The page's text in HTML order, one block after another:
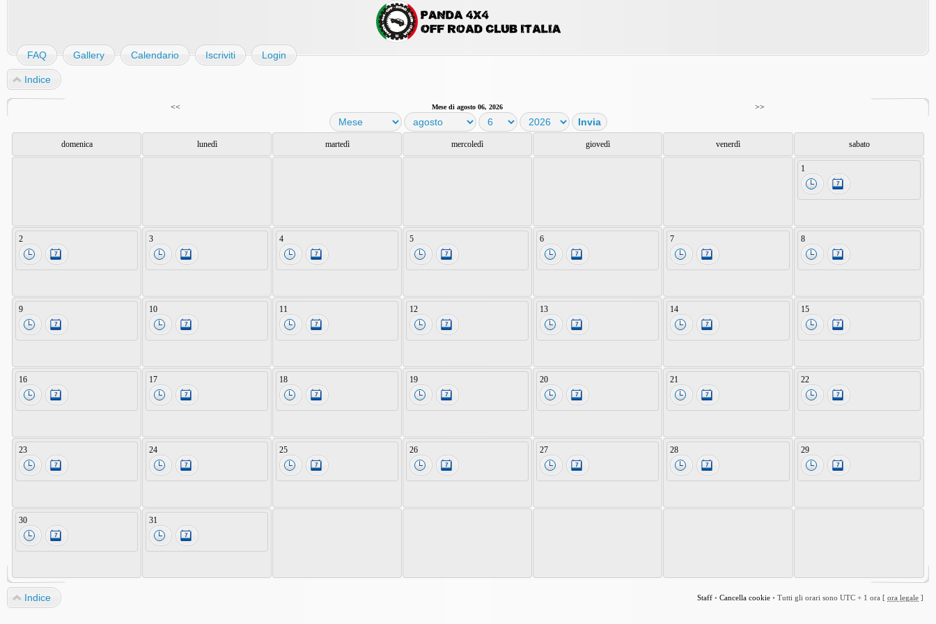
FAQ Gallery Calendario Iscriviti Login
Indice
<< Mese di agosto 06, 2026 >>
domenica lunedì martedì mercoledì giovedì venerdì sabato
1
2 3 4 5 6 7 8
9 10 11 12 13 14 15
16 17 18 19 20 21 22
23 24 25 26 27 28 29
30 31
Staff • Cancella cookie • Tutti gli orari sono UTC + 1 ora [ ora legale ]
Indice